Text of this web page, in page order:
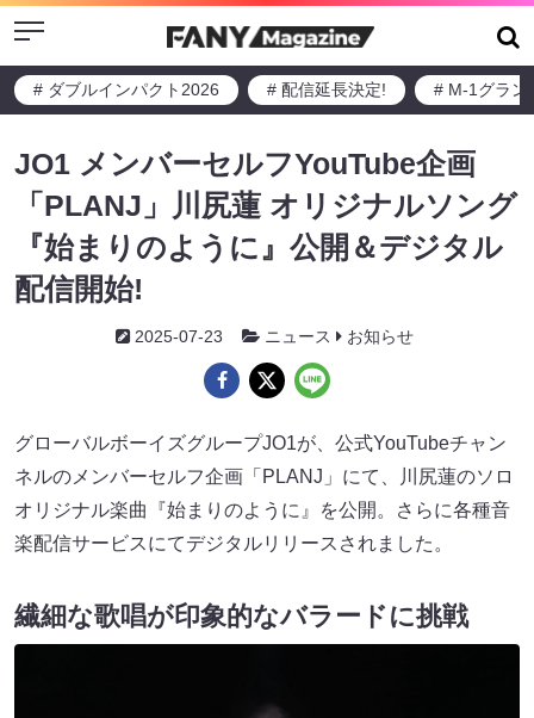
Menu
# ダブルインパクト2026 # 配信延長決定! # M-1グラン
JO1 メンバーセルフYouTube企画
「PLANJ」川尻蓮 オリジナルソング
『始まりのように』公開＆デジタル
配信開始!
2025-07-23 ニュース お知らせ
グローバルボーイズグループJO1が、公式YouTubeチャン
ネルのメンバーセルフ企画「PLANJ」にて、川尻蓮のソロ
オリジナル楽曲『始まりのように』を公開。さらに各種音
楽配信サービスにてデジタルリリースされました。
繊細な歌唱が印象的なバラードに挑戦